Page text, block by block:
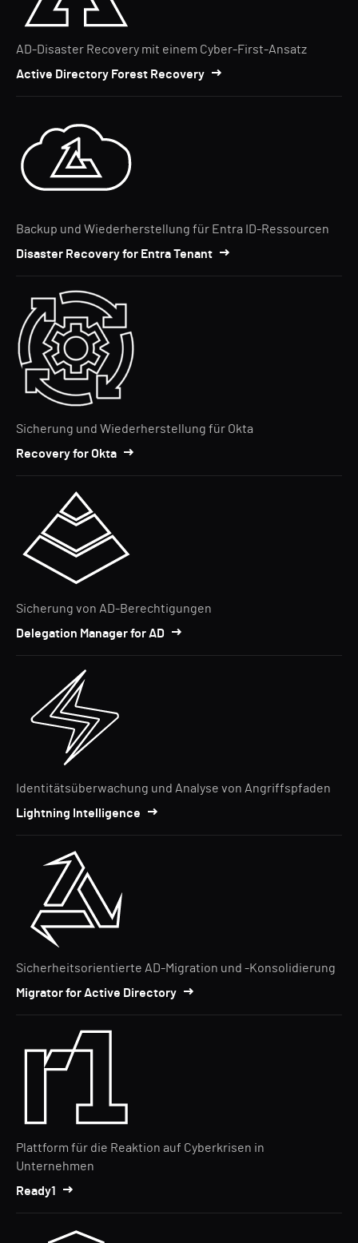
AD-Disaster Recovery mit einem Cyber-First-Ansatz
Active Directory Forest Recovery
Backup und Wiederherstellung für Entra ID-Ressourcen
Disaster Recovery for Entra Tenant
Sicherung und Wiederherstellung für Okta
Recovery for Okta
Sicherung von AD-Berechtigungen
Delegation Manager for AD
Identitätsüberwachung und Analyse von Angriffspfaden
Lightning Intelligence
Sicherheitsorientierte AD-Migration und -Konsolidierung
Migrator for Active Directory
Plattform für die Reaktion auf Cyberkrisen in
Unternehmen
Ready1